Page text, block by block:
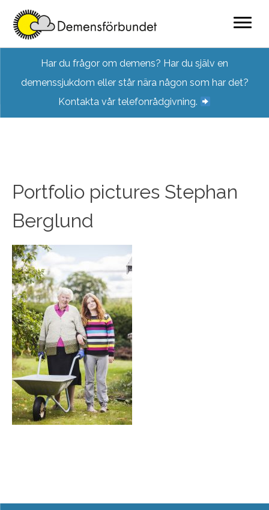
content
Har du frågor om demens? Har du själv en
demenssjukdom eller står nära någon som har det?
Kontakta vår telefonrådgivning.
Portfolio pictures Stephan
Berglund